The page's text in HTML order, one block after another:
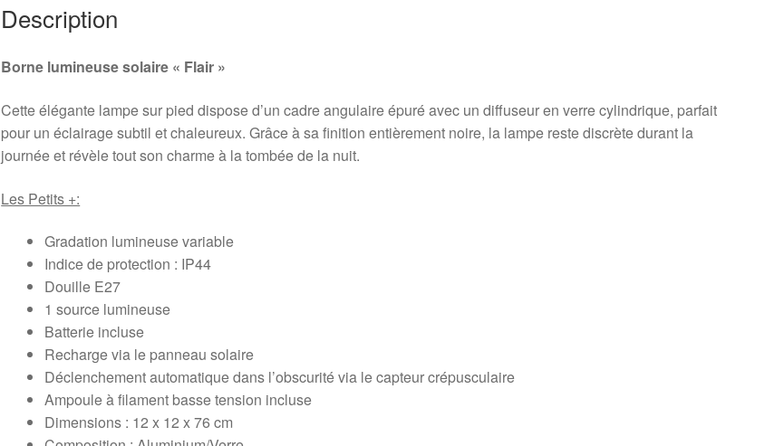
Description
Borne lumineuse solaire « Flair »
Cette élégante lampe sur pied dispose d’un cadre angulaire épuré avec un diffuseur en verre cylindrique, parfait
pour un éclairage subtil et chaleureux. Grâce à sa finition entièrement noire, la lampe reste discrète durant la
journée et révèle tout son charme à la tombée de la nuit.
Les Petits +:
Gradation lumineuse variable
Indice de protection : IP44
Douille E27
1 source lumineuse
Batterie incluse
Recharge via le panneau solaire
Déclenchement automatique dans l’obscurité via le capteur crépusculaire
Ampoule à filament basse tension incluse
Dimensions : 12 x 12 x 76 cm